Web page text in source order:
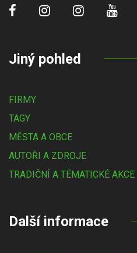
Jiný pohled
FIRMY
TAGY
MĚSTA A OBCE
AUTOŘI A ZDROJE
TRADIČNÍ A TÉMATICKÉ AKCE
Další informace